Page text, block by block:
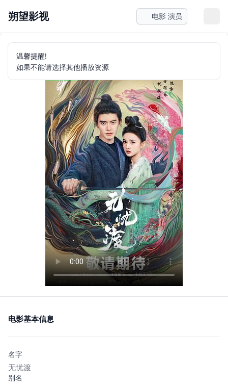
朔望影视 电影 演员
温馨提醒!
如果不能请选择其他播放资源
电影基本信息
名字
无忧渡
别名